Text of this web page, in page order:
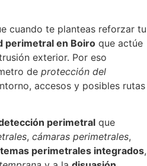
cuando te planteas reforzar tu
perimetral en Boiro que actúe
exterior. Por eso
de protección del
accesos y posibles rutas
perimetral que
, cámaras perimetrales,
perimetrales integrados,